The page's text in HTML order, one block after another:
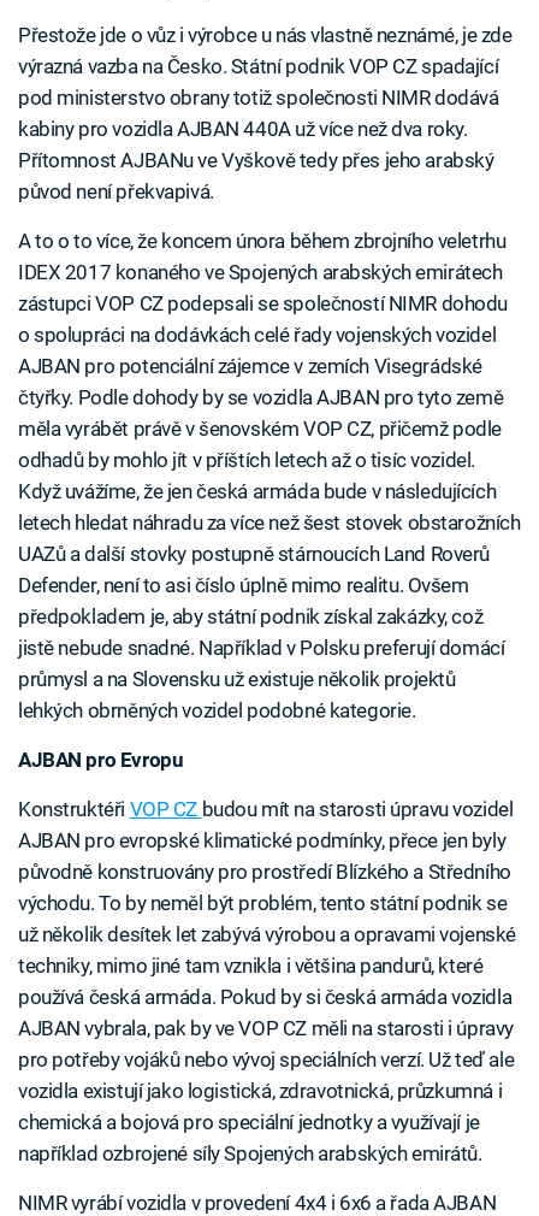
Přestože jde o vůz i výrobce u nás vlastně neznámé, je zde
výrazná vazba na Česko. Státní podnik VOP CZ spadající
pod ministerstvo obrany totiž společnosti NIMR dodává
kabiny pro vozidla AJBAN 440A už více než dva roky.
Přítomnost AJBANu ve Vyškově tedy přes jeho arabský
původ není překvapivá.
A to o to více, že koncem února během zbrojního veletrhu
IDEX 2017 konaného ve Spojených arabských emirátech
zástupci VOP CZ podepsali se společností NIMR dohodu
o spolupráci na dodávkách celé řady vojenských vozidel
AJBAN pro potenciální zájemce v zemích Visegrádské
čtyřky. Podle dohody by se vozidla AJBAN pro tyto země
měla vyrábět právě v šenovském VOP CZ, přičemž podle
odhadů by mohlo jít v příštích letech až o tisíc vozidel.
Když uvážíme, že jen česká armáda bude v následujících
letech hledat náhradu za více než šest stovek obstarožních
UAZů a další stovky postupně stárnoucích Land Roverů
Defender, není to asi číslo úplně mimo realitu. Ovšem
předpokladem je, aby státní podnik získal zakázky, což
jistě nebude snadné. Například v Polsku preferují domácí
průmysl a na Slovensku už existuje několik projektů
lehkých obrněných vozidel podobné kategorie.
AJBAN pro Evropu
Konstruktéři VOP CZ budou mít na starosti úpravu vozidel
AJBAN pro evropské klimatické podmínky, přece jen byly
původně konstruovány pro prostředí Blízkého a Středního
východu. To by neměl být problém, tento státní podnik se
už několik desítek let zabývá výrobou a opravami vojenské
techniky, mimo jiné tam vznikla i většina pandurů, které
používá česká armáda. Pokud by si česká armáda vozidla
AJBAN vybrala, pak by ve VOP CZ měli na starosti i úpravy
pro potřeby vojáků nebo vývoj speciálních verzí. Už teď ale
vozidla existují jako logistická, zdravotnická, průzkumná i
chemická a bojová pro speciální jednotky a využívají je
například ozbrojené síly Spojených arabských emirátů.
NIMR vyrábí vozidla v provedení 4x4 i 6x6 a řada AJBAN